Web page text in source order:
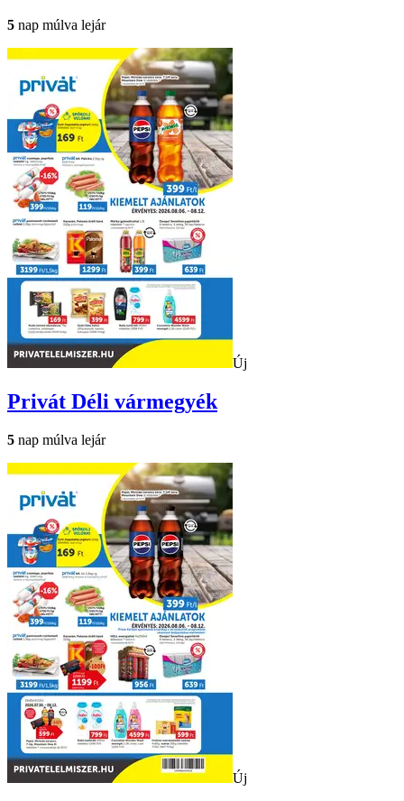
5 nap múlva lejár
Új
Privát Déli vármegyék
5 nap múlva lejár
Új